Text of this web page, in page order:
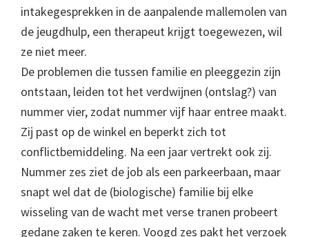
intakegesprekken in de aanpalende mallemolen van
de jeugdhulp, een therapeut krijgt toegewezen, wil
ze niet meer.
De problemen die tussen familie en pleeggezin zijn
ontstaan, leiden tot het verdwijnen (ontslag?) van
nummer vier, zodat nummer vijf haar entree maakt.
Zij past op de winkel en beperkt zich tot
conflictbemiddeling. Na een jaar vertrekt ook zij.
Nummer zes ziet de job als een parkeerbaan, maar
snapt wel dat de (biologische) familie bij elke
wisseling van de wacht met verse tranen probeert
gedane zaken te keren. Voogd zes pakt het verzoek